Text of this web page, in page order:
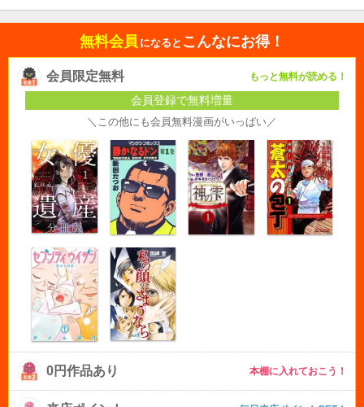
無料会員 になると こんなにお得！
会員限定無料 もっと無料が読める！
会員登録で無料増量
＼この他にも会員無料漫画がいっぱい／
0円作品あり 本棚に入れておこう！